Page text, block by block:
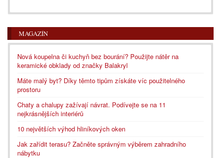
MAGAZÍN
Nová koupelna či kuchyň bez bourání? Použijte nátěr na
keramické obklady od značky Balakryl
Máte malý byt? Díky těmto tipům získáte víc použitelného
prostoru
Chaty a chalupy zažívají návrat. Podívejte se na 11
nejkrásnějších interiérů
10 největších výhod hliníkových oken
Jak zařídit terasu? Začněte správným výběrem zahradního
nábytku